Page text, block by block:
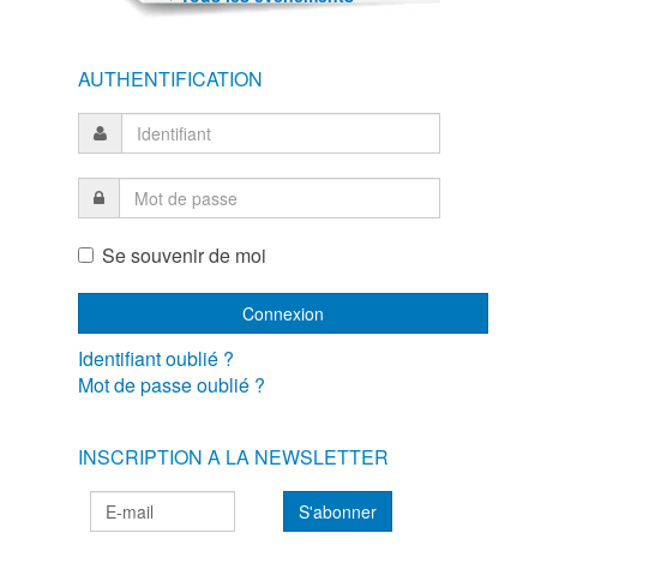
AUTHENTIFICATION
Se souvenir de moi
Identifiant oublié ?
Mot de passe oublié ?
INSCRIPTION A LA NEWSLETTER